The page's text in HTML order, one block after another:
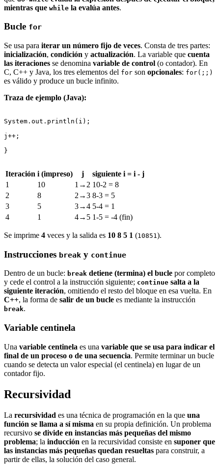
mientras que while la evalúa antes.
Bucle for
Se usa para iterar un número fijo de veces. Consta de tres partes:
inicialización, condición y actualización. La variable que cuenta
las iteraciones se denomina variable de control (o contador). En
C, C++ y Java, los tres elementos del for son opcionales: for(;;)
es válido y produce un bucle infinito.
Traza de ejemplo (Java):
System.out.println(i);
j++;
}
Iteración i (impreso) j
siguiente i = i - j
1
10 1→2 10-2 = 8
2
8 2→3 8-3 = 5
3
5 3→4 5-4 = 1
4
1 4→5 1-5 = -4 (fin)
Se imprime 4 veces y la salida es 10 8 5 1 (10851 ).
Instrucciones break y continue
Dentro de un bucle: break detiene (termina) el bucle por completo
y cede el control a la instrucción siguiente; continue salta a la
siguiente iteración, omitiendo el resto del bloque en esa vuelta. En
C++, la forma de salir de un bucle es mediante la instrucción
break.
Variable centinela
Una variable centinela es una variable que se usa para indicar el
final de un proceso o de una secuencia. Permite terminar un bucle
cuando se detecta un valor especial (el centinela) en lugar de un
contador fijo.
Recursividad
La recursividad es una técnica de programación en la que una
función se llama a sí misma en su propia definición. Un problema
recursivo se divide en instancias más pequeñas del mismo
problema; la inducción en la recursividad consiste en suponer que
las instancias más pequeñas quedan resueltas para construir, a
partir de ellas, la solución del caso general.